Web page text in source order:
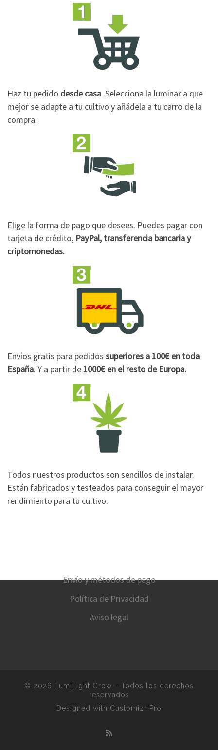
Haz tu pedido desde casa. Selecciona la luminaria que
mejor se adapte a tu cultivo y añádela a tu carro de la
compra.
Elige la forma de pago que desees. Puedes pagar con
tarjeta de crédito, PayPal, transferencia bancaria y
criptomonedas.
Envíos gratis para pedidos superiores a 100€ en toda
España. Y a partir de 1000€ en el resto de Europa.
Todos nuestros productos son sencillos de instalar.
Están fabricados y testeados para conseguir el mayor
rendimiento para tu cultivo.
Envío y métodos de pago
Política de Privacidad
Aviso legal
© 2026 LumiLight Grow – Todos los derechos
reservados
Designed with Customizr Pro